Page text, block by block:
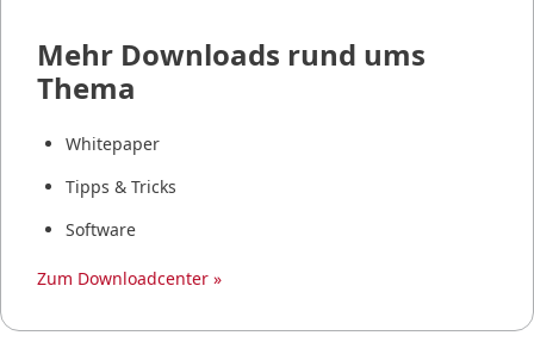
Mehr Downloads rund ums
Thema
Whitepaper
Tipps & Tricks
Software
Zum Downloadcenter »